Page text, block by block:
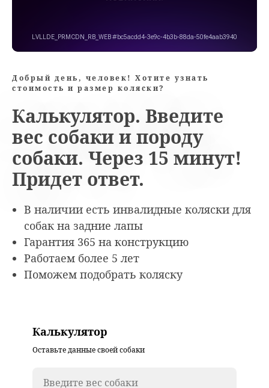
Добрый день, человек! Хотите узнать
стоимость и размер коляски?
Калькулятор. Введите
вес собаки и породу
собаки. Через 15 минут!
Придет ответ.
В наличии есть инвалидные коляски для
собак на задние лапы
Гарантия 365 на конструкцию
Работаем более 5 лет
Поможем подобрать коляску
Калькулятор
Оставьте данные своей собаки